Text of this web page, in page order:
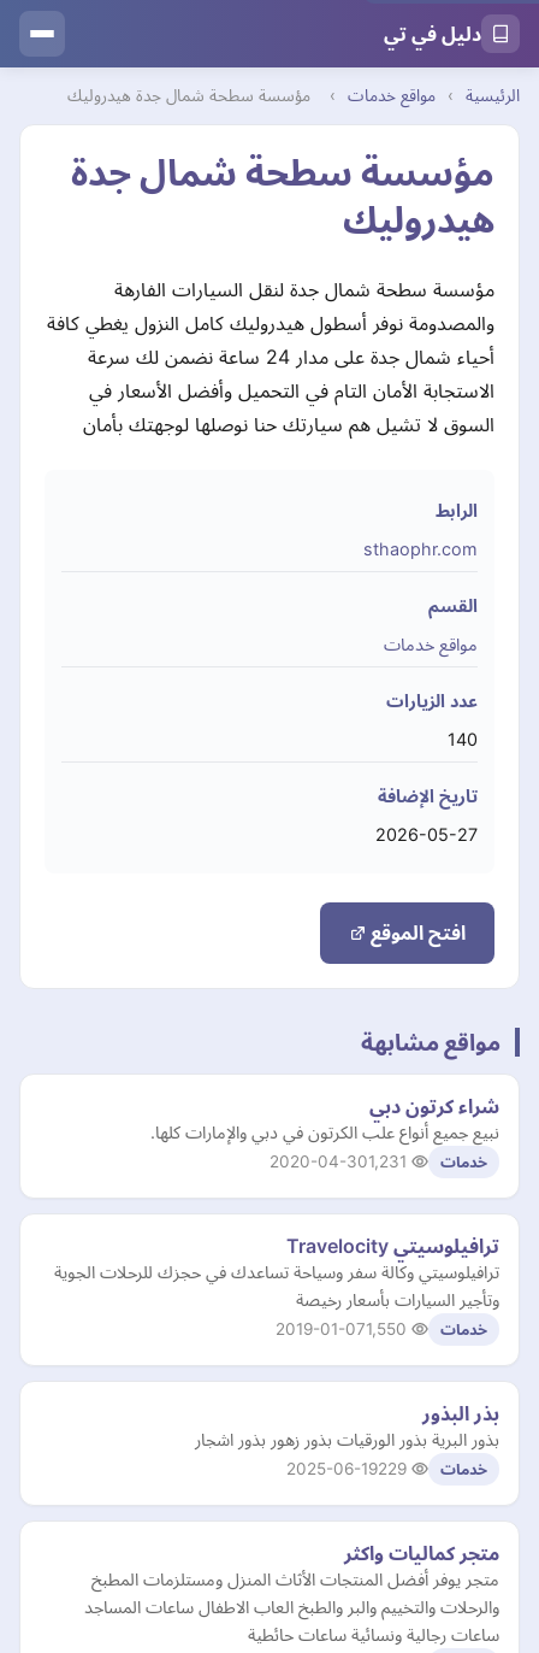
دليل في تي
الرئيسية › مواقع خدمات › مؤسسة سطحة شمال جدة هيدروليك
مؤسسة سطحة شمال جدة
هيدروليك
مؤسسة سطحة شمال جدة لنقل السيارات الفارهة
والمصدومة نوفر أسطول هيدروليك كامل النزول يغطي كافة
أحياء شمال جدة على مدار 24 ساعة نضمن لك سرعة
الاستجابة الأمان التام في التحميل وأفضل الأسعار في
السوق لا تشيل هم سيارتك حنا نوصلها لوجهتك بأمان
الرابط
sthaophr.com
القسم
مواقع خدمات
عدد الزيارات
140
تاريخ الإضافة
2026-05-27
افتح الموقع
مواقع مشابهة
شراء كرتون دبي
نبيع جميع أنواع علب الكرتون في دبي والإمارات كلها.
خدمات 2020-04-30
ترافيلوسيتي Travelocity
ترافيلوسيتي وكالة سفر وسياحة تساعدك في حجزك للرحلات الجوية
وتأجير السيارات بأسعار رخيصة
خدمات 2019-01-07
بذر البذور
بذور البرية بذور الورقيات بذور زهور بذور اشجار
خدمات 2025-06-19
متجر كماليات واكثر
متجر يوفر أفضل المنتجات الأثاث المنزل ومستلزمات المطبخ
والرحلات والتخييم والبر والطبخ العاب الاطفال ساعات المساجد
ساعات رجالية ونسائية ساعات حائطية